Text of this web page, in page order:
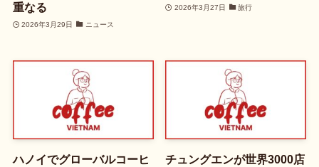
重なる
2026年3月29日 ニュース
2026年3月27日 旅行
ハノイでグローバルコーヒ
チュングエンが世界3000店